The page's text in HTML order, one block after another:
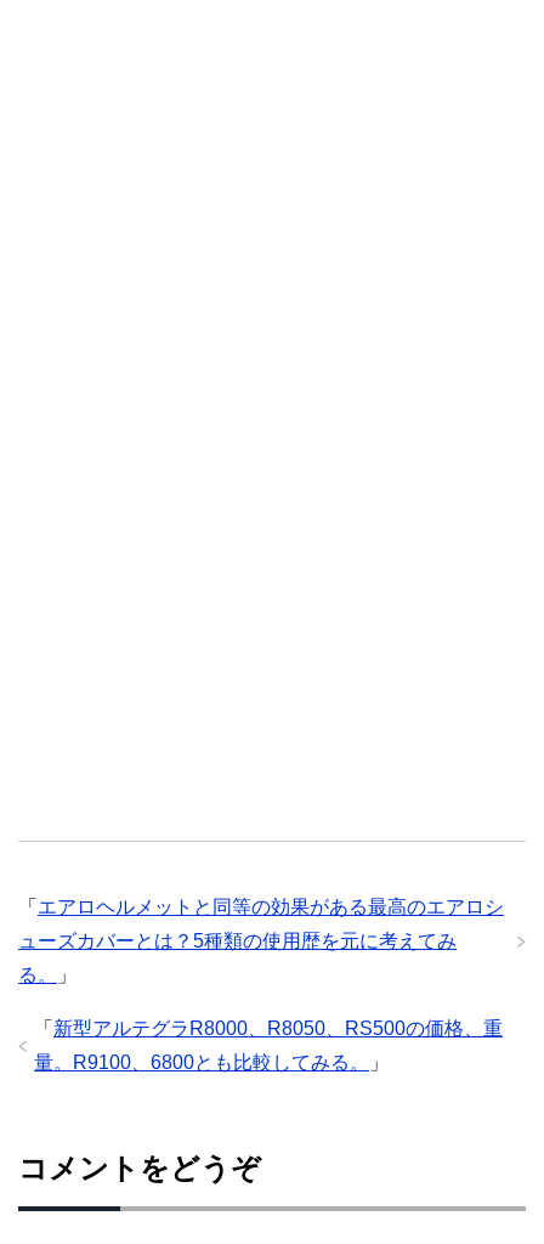
「 エアロヘルメットと同等の効果がある最高のエアロシ
ューズカバーとは？5種類の使用歴を元に考えてみ
る。
」
「 新型アルテグラR8000、R8050、RS500の価格、重
量。R9100、6800とも比較してみる。
」
コメントをどうぞ